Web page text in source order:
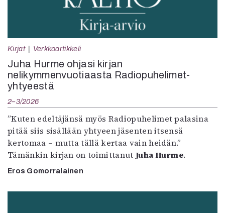
Kirjat Verkkoartikkeli
Juha Hurme ohjasi kirjan
nelikymmenvuotiaasta Radiopuhelimet-
yhtyeestä
2–3/2026
”Kuten edeltäjänsä myös Radiopuhelimet palasina
pitää siis sisällään yhtyeen jäsenten itsensä
kertomaa – mutta tällä kertaa vain heidän.”
Tämänkin kirjan on toimittanut Juha Hurme.
Eros Gomorralainen